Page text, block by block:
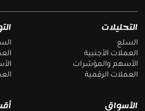
الأسواق
التحليلات
السلع
العملات الأجنبية
الأسهم والمؤشرات
العملات الرقمية